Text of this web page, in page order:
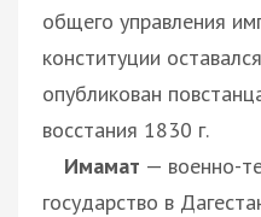
общего управления
конституции
опубликован
восстания 1830 г.
Имамат — военно-
государство в